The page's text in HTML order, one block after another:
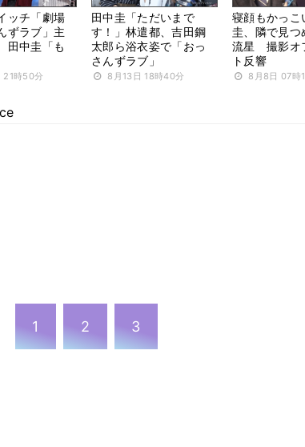
ッチ「劇場
ずラブ」主
田中圭「も
21時50分
田中圭「ただいまで
す！」林遣都、吉田鋼
太郎ら浴衣姿で「おっ
さんずラブ」
8月13日 18時40分
寝顔もかっこ
圭、隣で見つ
流星 撮影オ
ト反響
8月8日 07時
1 2 3